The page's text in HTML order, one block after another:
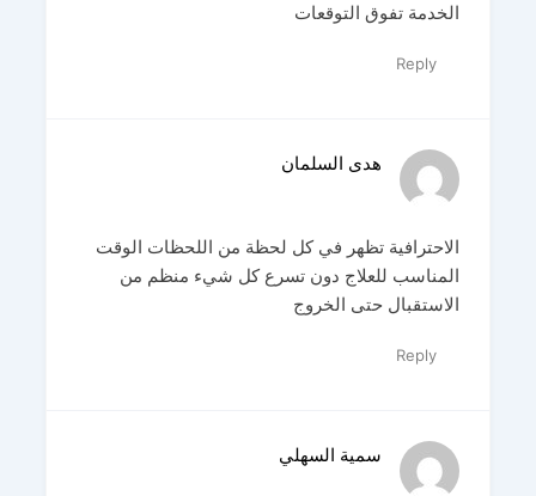
الخدمة تفوق التوقعات
Reply
هدى السلمان
الاحترافية تظهر في كل لحظة من اللحظات الوقت
المناسب للعلاج دون تسرع كل شيء منظم من
الاستقبال حتى الخروج
Reply
سمية السهلي